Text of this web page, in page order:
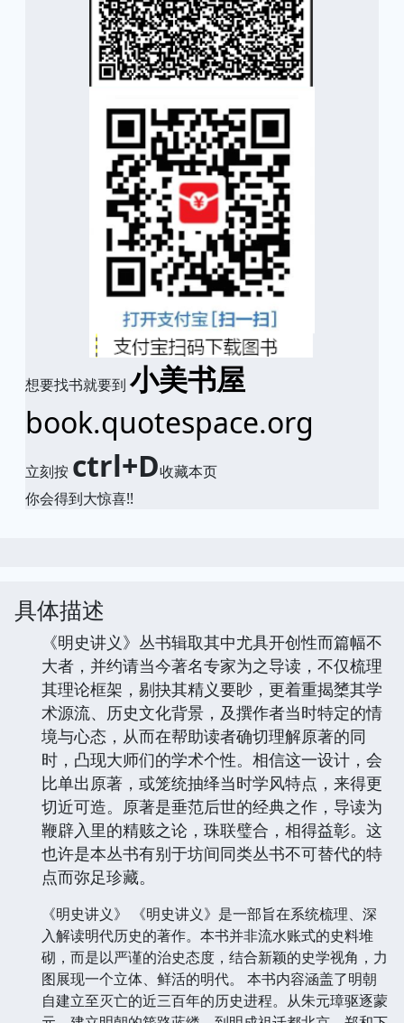
想要找书就要到 小美书屋
book.quotespace.org
立刻按 ctrl+D收藏本页
你会得到大惊喜!!
具体描述
《明史讲义》丛书辑取其中尤具开创性而篇幅不
大者，并约请当今著名专家为之导读，不仅梳理
其理论框架，剔抉其精义要眇，更着重揭橥其学
术源流、历史文化背景，及撰作者当时特定的情
境与心态，从而在帮助读者确切理解原著的同
时，凸现大师们的学术个性。相信这一设计，会
比单出原著，或笼统抽绎当时学风特点，来得更
切近可造。原著是垂范后世的经典之作，导读为
鞭辟入里的精赅之论，珠联璧合，相得益彰。这
也许是本丛书有别于坊间同类丛书不可替代的特
点而弥足珍藏。
《明史讲义》 《明史讲义》是一部旨在系统梳理、深
入解读明代历史的著作。本书并非流水账式的史料堆
砌，而是以严谨的治史态度，结合新颖的史学视角，力
图展现一个立体、鲜活的明代。 本书内容涵盖了明朝
自建立至灭亡的近三百年的历史进程。从朱元璋驱逐蒙